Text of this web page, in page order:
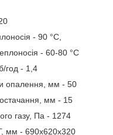
- 90 °С,
- 60-80 °С
год - 1,4
опалення, мм - 50
мм - 15
газу, Па - 1274
мм - 690х620х320